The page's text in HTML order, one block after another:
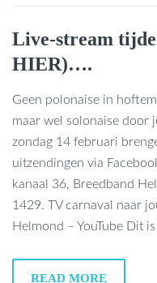
Live-stream
HIER)….
Geen polonaise in
maar wel solonaise door
zondag 14 februari
uitzendingen via
kanaal 36, Breedband
1429. TV carnaval naar
Helmond – YouTube Dit
READ MORE